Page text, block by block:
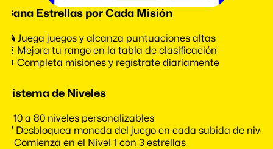
Gana Estrellas por Cada Misión
🎮 Juega juegos y alcanza puntuaciones altas
🥇 Mejora tu rango en la tabla de clasificación
🔄 Completa misiones y regístrate diariamente
Sistema de Niveles
🎖 10 a 80 niveles personalizables
🔓 Desbloquea moneda del juego en cada subida de nivel
⭐ Comienza en el Nivel 1 con 3 estrellas